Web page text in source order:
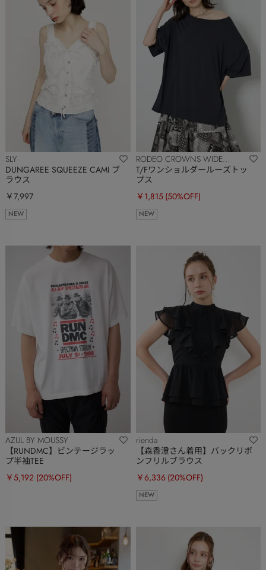
SLY
DUNGAREE SQUEEZE CAMI ブ
ラウス
￥7,997
NEW
RODEO CROWNS WIDE
BOWL
T/Fワンショルダールーズトッ
プス
￥1,815 (50%OFF)
NEW
AZUL BY MOUSSY
【RUNDMC】ビンテージラッ
プ半袖TEE
￥5,192 (20%OFF)
rienda
【森香澄さん着用】バックリボ
ンフリルブラウス
￥6,336 (20%OFF)
NEW